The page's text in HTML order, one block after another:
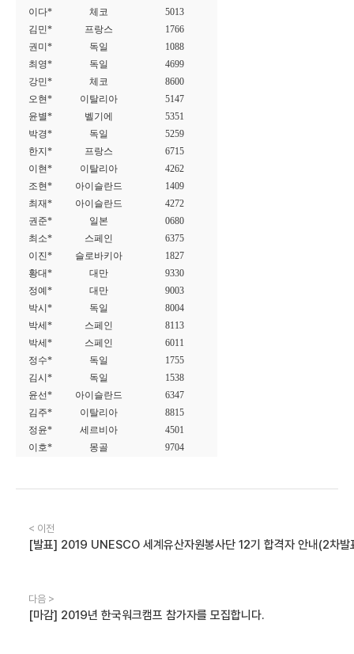
이다* 체코
5013
김민*
프랑스
1766
권미*
독일
1088
최영*
독일
4699
강민*
체코
8600
오현*
이탈리아
5147
윤별*
벨기에
5351
박경*
독일
5259
한지*
프랑스
6715
이현*
이탈리아
4262
조현*
아이슬란드
1409
최재*
아이슬란드
4272
권준*
일본
0680
최소*
스페인
6375
이진*
슬로바키아
1827
황대*
대만
9330
정예*
대만
9003
박시*
독일
8004
박세*
스페인
8113
박세*
스페인
6011
정수*
독일
1755
김시*
독일
1538
윤선*
아이슬란드
6347
김주*
이탈리아
8815
정윤*
세르비아
4501
이호*
몽골 9704
< 이전
[발표] 2019 UNESCO 세계유산자원봉사단 12기 합격자 안내(2차발
다음 >
[마감] 2019년 한국워크캠프 참가자를 모집합니다.